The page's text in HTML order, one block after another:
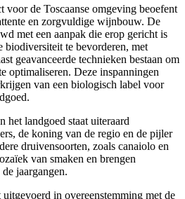
voor de Toscaanse omgeving beoefent
en zorgvuldige wijnbouw. De
met een aanpak die erop gericht is
biodiversiteit te bevorderen, met
geavanceerde technieken bestaan ​​om
optimaliseren. Deze inspanningen
van een biologisch label voor
het landgoed staat uiteraard
de koning van de regio en de pijler
druivensoorten, zoals canaiolo en
van smaken en brengen
jaargangen.
in overeenstemming met de